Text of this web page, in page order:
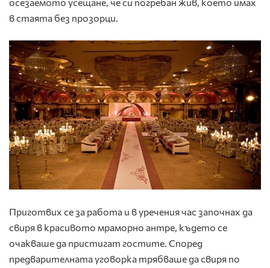
в стаята без прозорци.
Приготвих се за работа и в уречения час започнах да
свиря в красивото мраморно антре, където се
очакваше да пристигат гостите. Според
предварителната уговорка трябваше да свиря по